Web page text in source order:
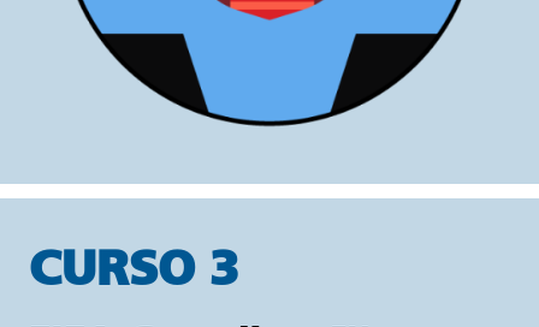
CURSO 3